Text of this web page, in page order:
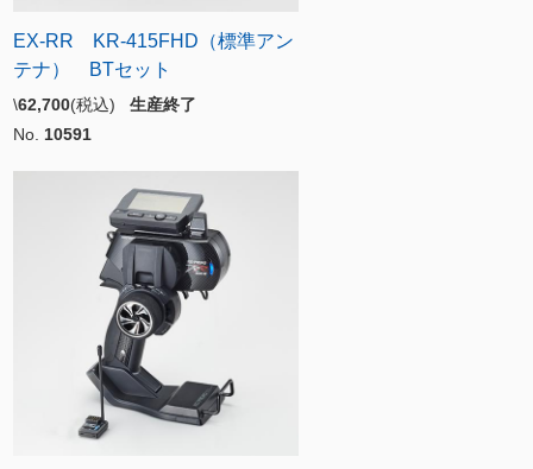
EX-RR KR-415FHD（標準アン
テナ） BTセット
\62,700(税込) 生産終了
No. 10591